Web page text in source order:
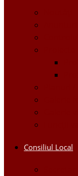
Consiliul Local